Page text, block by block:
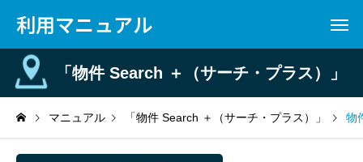
利用マニュアル
「物件 Search ＋（サーチ・プラス）」
マニュアル 「物件 Search ＋（サーチ・プラス）」 物